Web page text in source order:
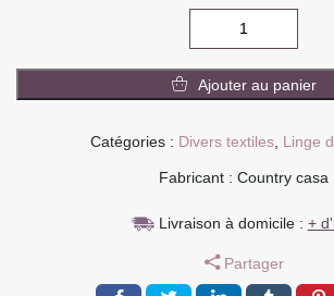
FEMME
ANTI
DERAPANTES
GRISE
42
Ajouter au panier
Catégories : Divers textiles, Linge
Fabricant : Country casa
Livraison à domicile : +
Partager